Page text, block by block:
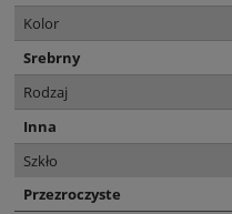
Kolor
Srebrny
Rodzaj
Inna
Szkło
Przezroczyste